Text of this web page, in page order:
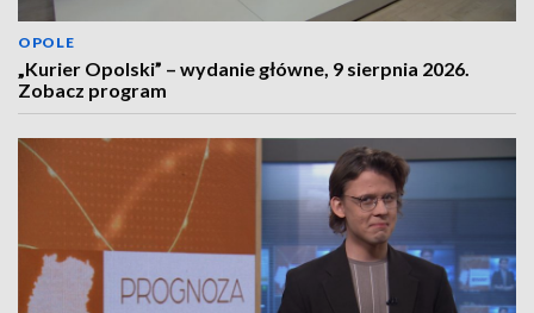
OPOLE
„Kurier Opolski” – wydanie główne, 9 sierpnia 2026.
Zobacz program